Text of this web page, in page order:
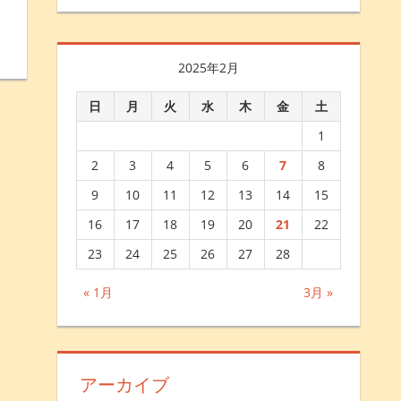
2025年2月
日 月 火 水 木 金 土
« 1月 3月 »
1
2
3 4 5 6 7
8
9
10 11 12 13 14
15
16
17 18 19 20 21
22
23
24 25 26 27 28
アーカイブ